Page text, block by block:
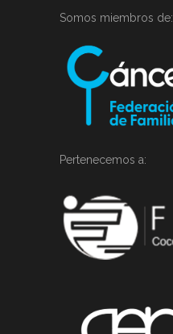
Somos miembros de:
Pertenecemos a: